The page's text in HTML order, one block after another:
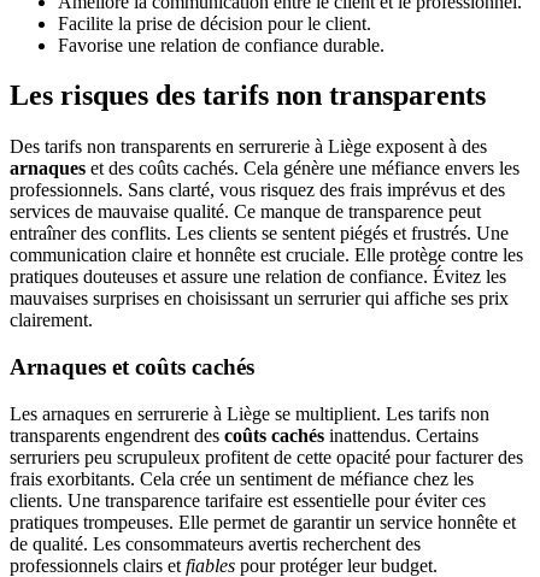
Facilite la prise de décision pour le client.
Favorise une relation de confiance durable.
Les risques des tarifs non transparents
Des tarifs non transparents en serrurerie à Liège exposent à des
arnaques et des coûts cachés. Cela génère une méfiance envers les
professionnels. Sans clarté, vous risquez des frais imprévus et des
services de mauvaise qualité. Ce manque de transparence peut
entraîner des conflits. Les clients se sentent piégés et frustrés. Une
communication claire et honnête est cruciale. Elle protège contre les
pratiques douteuses et assure une relation de confiance. Évitez les
mauvaises surprises en choisissant un serrurier qui affiche ses prix
clairement.
Arnaques et coûts cachés
Les arnaques en serrurerie à Liège se multiplient. Les tarifs non
transparents engendrent des coûts cachés inattendus. Certains
serruriers peu scrupuleux profitent de cette opacité pour facturer des
frais exorbitants. Cela crée un sentiment de méfiance chez les
clients. Une transparence tarifaire est essentielle pour éviter ces
pratiques trompeuses. Elle permet de garantir un service honnête et
de qualité. Les consommateurs avertis recherchent des
professionnels clairs et fiables pour protéger leur budget.